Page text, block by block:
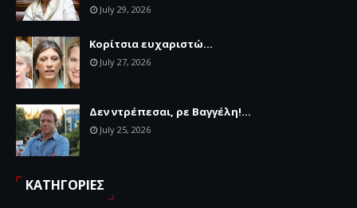
July 29, 2026
Κορίτσια ευχαριστώ...
July 27, 2026
Δεν ντρέπεσαι, ρε Βαγγέλη!...
July 25, 2026
ΚΑΤΗΓΟΡΙΕΣ